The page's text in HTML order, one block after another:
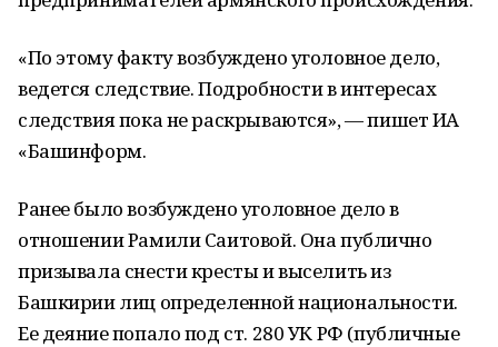
«По этому факту возбуждено уголовное дело,
ведется следствие. Подробности винтересах
следствия пока нераскрываются»,—пишет ИА
«Башинформ.
Ранее было возбуждено уголовное дело в
отношении Рамили Саитовой. Она публично
призывала снести кресты ивыселить из
Башкирии лиц определенной национальности.
Ее деяние попало под ст. 280 УКРФ (публичные